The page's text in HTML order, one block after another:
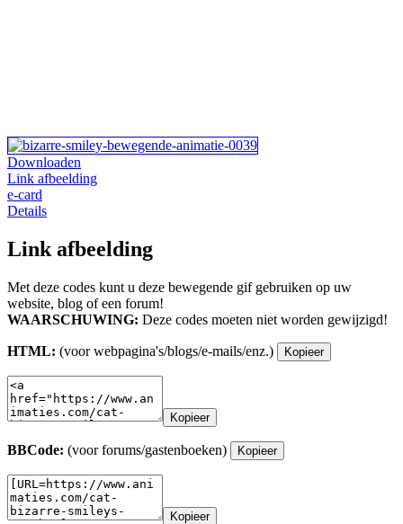
Downloaden
Link afbeelding
e-card
Details
Link afbeelding
Met deze codes kunt u deze bewegende gif gebruiken op uw
website, blog of een forum!
WAARSCHUWING: Deze codes moeten niet worden gewijzigd!
HTML: (voor webpagina's/blogs/e-mails/enz.) Kopieer
Kopieer
BBCode: (voor forums/gastenboeken) Kopieer
Kopieer